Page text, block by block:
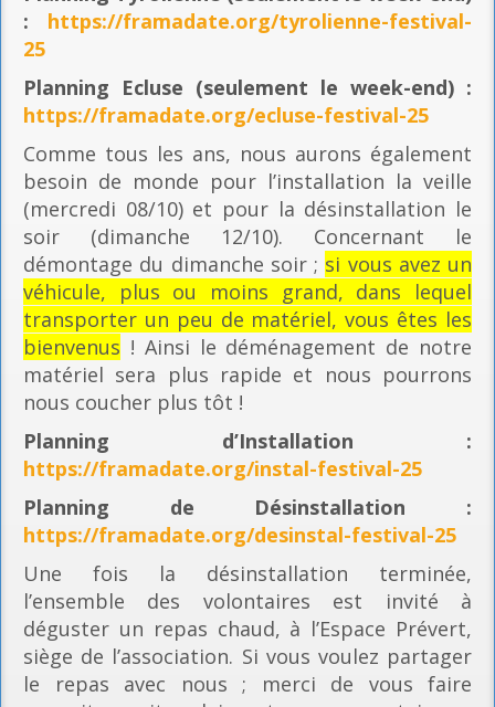
: https://framadate.org/tyrolienne-festival-
25
Planning Ecluse (seulement le week-end) :
https://framadate.org/ecluse-festival-25
Comme tous les ans, nous aurons également
besoin de monde pour l’installation la veille
(mercredi 08/10) et pour la désinstallation le
soir (dimanche 12/10). Concernant le
démontage du dimanche soir ; si vous avez un
véhicule, plus ou moins grand, dans lequel
transporter un peu de matériel, vous êtes les
bienvenus ! Ainsi le déménagement de notre
matériel sera plus rapide et nous pourrons
nous coucher plus tôt !
Planning d’Installation :
https://framadate.org/instal-festival-25
Planning de Désinstallation :
https://framadate.org/desinstal-festival-25
Une fois la désinstallation terminée,
l’ensemble des volontaires est invité à
déguster un repas chaud, à l’Espace Prévert,
siège de l’association. Si vous voulez partager
le repas avec nous ; merci de vous faire